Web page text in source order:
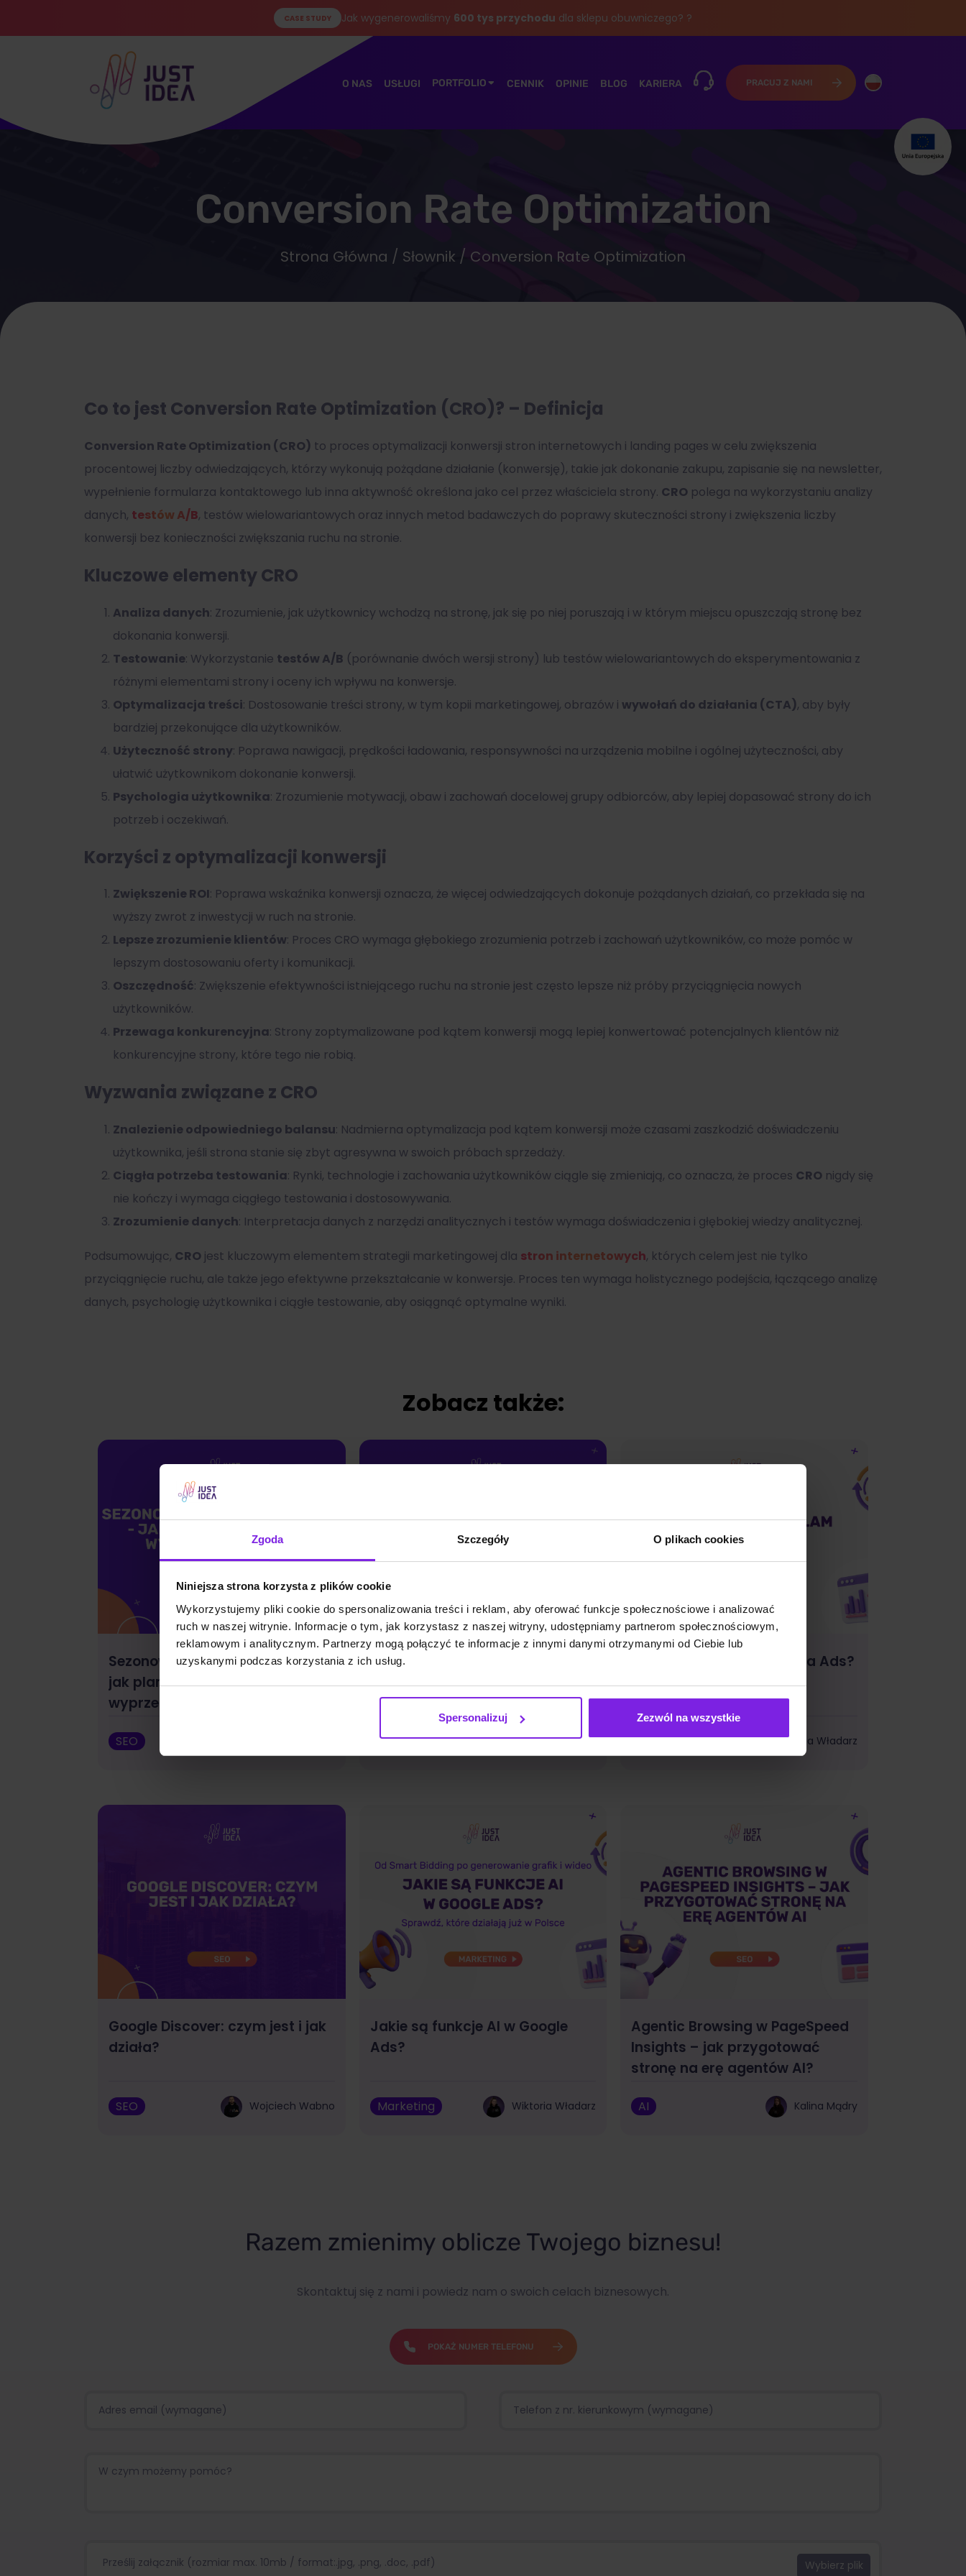
Zgoda Szczegóły O plikach cookies
Niniejsza strona korzysta z plików cookie
Wykorzystujemy pliki cookie do spersonalizowania treści i reklam, aby oferować funkcje społecznościowe i analizować
ruch w naszej witrynie. Informacje o tym, jak korzystasz z naszej witryny, udostępniamy partnerom społecznościowym,
reklamowym i analitycznym. Partnerzy mogą połączyć te informacje z innymi danymi otrzymanymi od Ciebie lub
uzyskanymi podczas korzystania z ich usług.
Spersonalizuj Zezwól na wszystkie
CASE STUDY Jak wygenerowaliśmy 600 tys przychodu dla sklepu obuwniczego? ?
O NAS USŁUGI PORTFOLIO CENNIK OPINIE BLOG KARIERA PRACUJ Z NAMI
Conversion Rate Optimization
Strona Główna / Słownik / Conversion Rate Optimization
Co to jest Conversion Rate Optimization (CRO)? – Definicja
Conversion Rate Optimization (CRO) to proces optymalizacji konwersji stron internetowych i landing pages w celu zwiększenia
procentowej liczby odwiedzających, którzy wykonują pożądane działanie (konwersję), takie jak dokonanie zakupu, zapisanie się na newsletter,
wypełnienie formularza kontaktowego lub inna aktywność określona jako cel przez właściciela strony. CRO polega na wykorzystaniu analizy
danych, testów A/B, testów wielowariantowych oraz innych metod badawczych do poprawy skuteczności strony i zwiększenia liczby
konwersji bez konieczności zwiększania ruchu na stronie.
Kluczowe elementy CRO
Analiza danych: Zrozumienie, jak użytkownicy wchodzą na stronę, jak się po niej poruszają i w którym miejscu opuszczają stronę bez
dokonania konwersji.
Testowanie: Wykorzystanie testów A/B (porównanie dwóch wersji strony) lub testów wielowariantowych do eksperymentowania z
różnymi elementami strony i oceny ich wpływu na konwersje.
Optymalizacja treści: Dostosowanie treści strony, w tym kopii marketingowej, obrazów i wywołań do działania (CTA), aby były
bardziej przekonujące dla użytkowników.
Użyteczność strony: Poprawa nawigacji, prędkości ładowania, responsywności na urządzenia mobilne i ogólnej użyteczności, aby
ułatwić użytkownikom dokonanie konwersji.
Psychologia użytkownika: Zrozumienie motywacji, obaw i zachowań docelowej grupy odbiorców, aby lepiej dopasować strony do ich
potrzeb i oczekiwań.
Korzyści z optymalizacji konwersji
Zwiększenie ROI: Poprawa wskaźnika konwersji oznacza, że więcej odwiedzających dokonuje pożądanych działań, co przekłada się na
wyższy zwrot z inwestycji w ruch na stronie.
Lepsze zrozumienie klientów: Proces CRO wymaga głębokiego zrozumienia potrzeb i zachowań użytkowników, co może pomóc w
lepszym dostosowaniu oferty i komunikacji.
Oszczędność: Zwiększenie efektywności istniejącego ruchu na stronie jest często lepsze niż próby przyciągnięcia nowych
użytkowników.
Przewaga konkurencyjna: Strony zoptymalizowane pod kątem konwersji mogą lepiej konwertować potencjalnych klientów niż
konkurencyjne strony, które tego nie robią.
Wyzwania związane z CRO
Znalezienie odpowiedniego balansu: Nadmierna optymalizacja pod kątem konwersji może czasami zaszkodzić doświadczeniu
użytkownika, jeśli strona stanie się zbyt agresywna w swoich próbach sprzedaży.
Ciągła potrzeba testowania: Rynki, technologie i zachowania użytkowników ciągle się zmieniają, co oznacza, że proces CRO nigdy się
nie kończy i wymaga ciągłego testowania i dostosowywania.
Zrozumienie danych: Interpretacja danych z narzędzi analitycznych i testów wymaga doświadczenia i głębokiej wiedzy analitycznej.
Podsumowując, CRO jest kluczowym elementem strategii marketingowej dla stron internetowych, których celem jest nie tylko
przyciągnięcie ruchu, ale także jego efektywne przekształcanie w konwersje. Proces ten wymaga holistycznego podejścia, łączącego analizę
danych, psychologię użytkownika i ciągłe testowanie, aby osiągnąć optymalne wyniki.
Zobacz także:
Sezonowość w e-commerce –
jak planować SEO z
wyprzedzeniem?
SEO
Reddit i UGC w wynikach Google
– co to znaczy dla Twojej
strategii treści
SEO Małgorzata Walo
Jakie są typy reklam Meta Ads?
Formaty na 2026
Marketing Wiktoria Władarz
Google Discover: czym jest i jak
działa?
SEO Wojciech Wabno
Jakie są funkcje AI w Google
Ads?
Marketing Wiktoria Władarz
Agentic Browsing w PageSpeed
Insights – jak przygotować
stronę na erę agentów AI?
AI Kalina Mądry
Razem zmienimy oblicze Twojego biznesu!
Skontaktuj się z nami i powiedz nam o swoich celach biznesowych.
POKAŻ NUMER TELEFONU
Prześlij załącznik (rozmiar max. 10mb / format:.jpg, .png, .doc, .pdf)